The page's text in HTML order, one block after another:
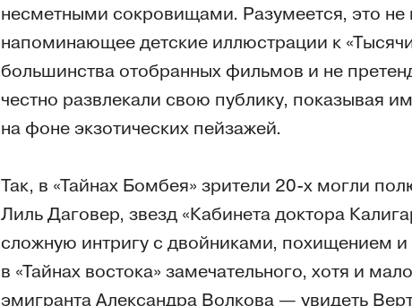
несметными сокровищами. Разумеется, это не
напоминающее детские иллюстрации к
большинства отобранных фильмов и не
честно развлекали свою публику, показывая
на фоне экзотических пейзажей.
Так, в «Тайнах Бомбея» зрители 20-х могли
Лиль Даговер, звезд «Кабинета доктора
сложную интригу с двойниками, похищением
в «Тайнах востока» замечательного, хотя и
эмигранта Александра Волкова — увидеть